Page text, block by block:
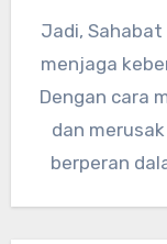
langka ini.
menjaga
Arwana.
spesies ini,”
Jadi,
menjaga
Dengan cara
dan
berperan